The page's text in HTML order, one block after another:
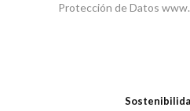
Protección de Datos